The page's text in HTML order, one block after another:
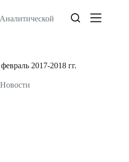
2017-2018 гг.
Новости